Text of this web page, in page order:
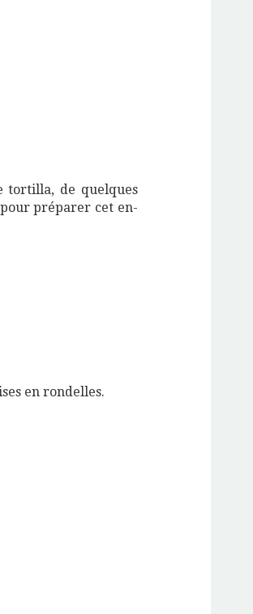
tortilla, de quelques
préparer cet en-
en rondelles.